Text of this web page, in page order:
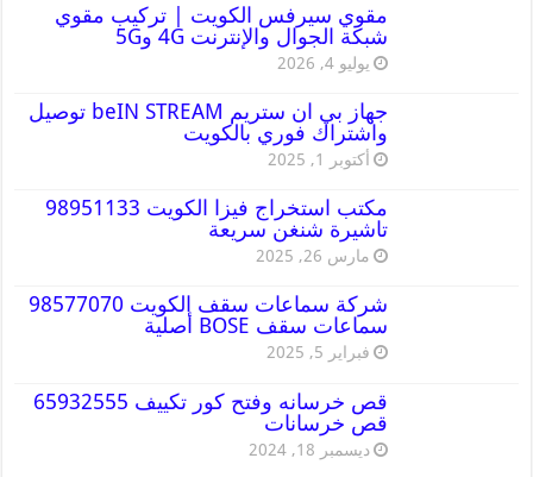
مقوي سيرفس الكويت | تركيب مقوي
شبكة الجوال والإنترنت 4G و5G
يوليو 4, 2026
جهاز بي ان ستريم beIN STREAM توصيل
واشتراك فوري بالكويت
أكتوبر 1, 2025
مكتب استخراج فيزا الكويت 98951133
تاشيرة شنغن سريعة
مارس 26, 2025
شركة سماعات سقف الكويت 98577070
سماعات سقف BOSE أصلية
فبراير 5, 2025
قص خرسانه وفتح كور تكييف 65932555
قص خرسانات
ديسمبر 18, 2024